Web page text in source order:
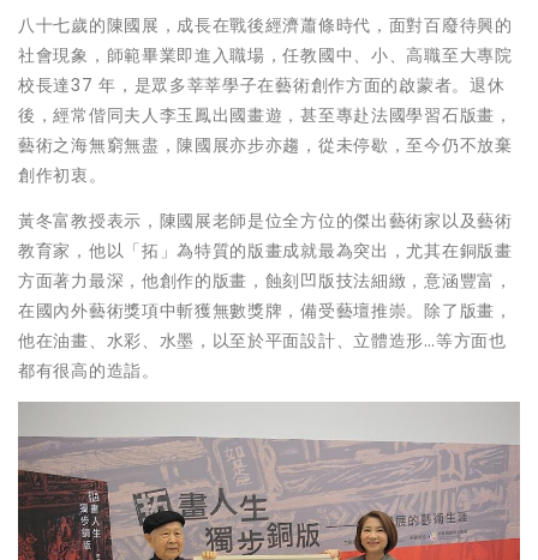
八十七歲的陳國展，成長在戰後經濟蕭條時代，面對百廢待興的
社會現象，師範畢業即進入職場，任教國中、小、高職至大專院
校長達37 年，是眾多莘莘學子在藝術創作方面的啟蒙者。退休
後，經常偕同夫人李玉鳳出國畫遊，甚至專赴法國學習石版畫，
藝術之海無窮無盡，陳國展亦步亦趨，從未停歇，至今仍不放棄
創作初衷。
黃冬富教授表示，陳國展老師是位全方位的傑出藝術家以及藝術
教育家，他以「拓」為特質的版畫成就最為突出，尤其在銅版畫
方面著力最深，他創作的版畫，蝕刻凹版技法細緻，意涵豐富，
在國內外藝術獎項中斬獲無數獎牌，備受藝壇推崇。除了版畫，
他在油畫、水彩、水墨，以至於平面設計、立體造形…等方面也
都有很高的造詣。